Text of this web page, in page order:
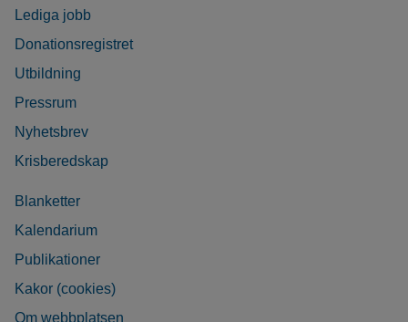
Lediga jobb
Donationsregistret
Utbildning
Pressrum
Nyhetsbrev
Krisberedskap
Blanketter
Kalendarium
Publikationer
Kakor (cookies)
Om webbplatsen